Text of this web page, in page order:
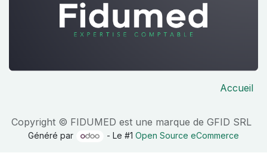
Accueil
Copyright © FIDUMED est une marque de GFID SRL
Généré par - Le #1Open Source eCommerce